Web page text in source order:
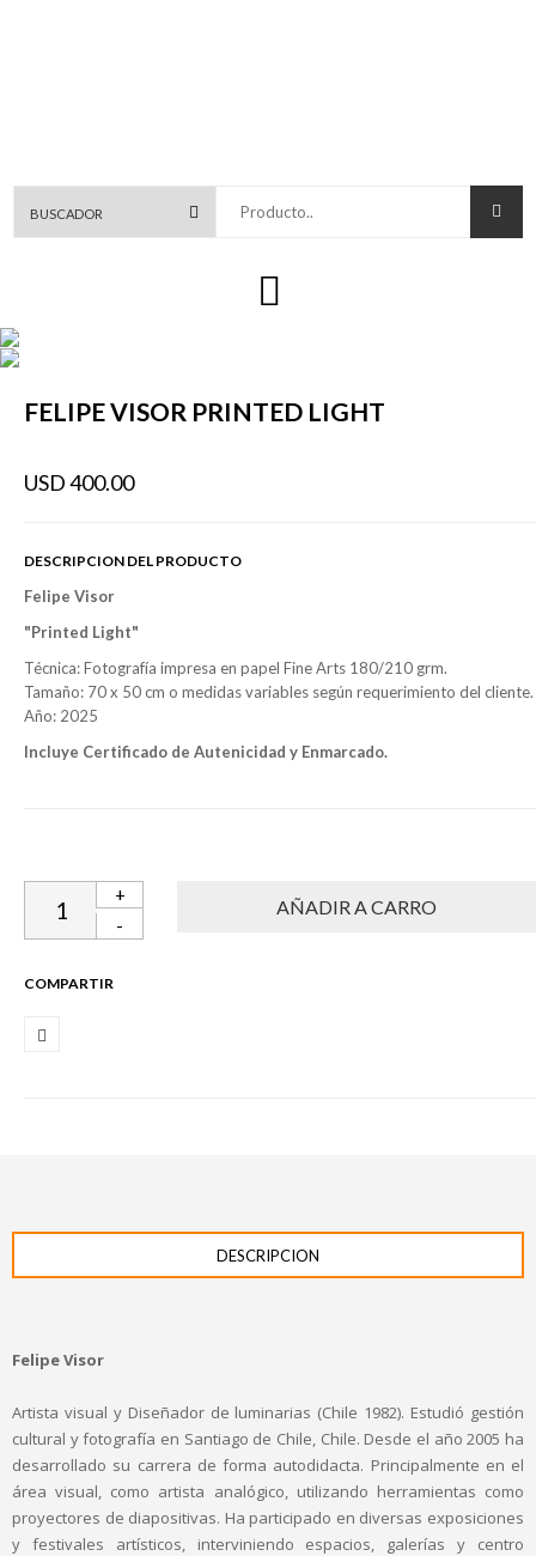
FELIPE VISOR PRINTED LIGHT
USD 400.00
DESCRIPCION DEL PRODUCTO
Felipe Visor
"Printed Light"
Técnica: Fotografía impresa en papel Fine Arts 180/210 grm.
Tamaño: 70 x 50 cm o medidas variables según requerimiento del cliente.
Año: 2025
Incluye Certificado de Autenicidad y Enmarcado.
+
-
COMPARTIR
DESCRIPCION
Felipe Visor
Artista visual y Diseñador de luminarias (Chile 1982). Estudió gestión
cultural y fotografía en Santiago de Chile, Chile. Desde el año 2005 ha
desarrollado su carrera de forma autodidacta. Principalmente en el
área visual, como artista analógico, utilizando herramientas como
proyectores de diapositivas. Ha participado en diversas exposiciones
y festivales artísticos, interviniendo espacios, galerías y centro